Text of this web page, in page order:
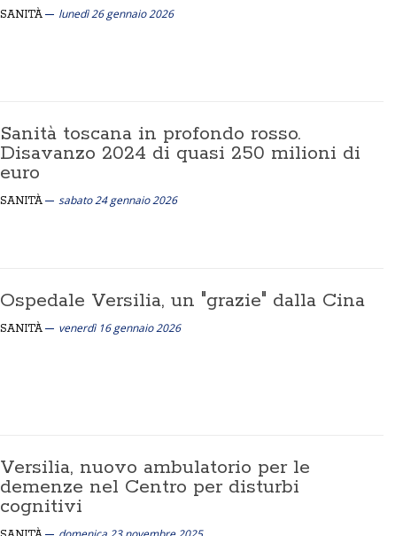
SANITÀ lunedì 26 gennaio 2026
Sanità toscana in profondo rosso.
Disavanzo 2024 di quasi 250 milioni di
euro
SANITÀ sabato 24 gennaio 2026
Ospedale Versilia, un "grazie" dalla Cina
SANITÀ venerdì 16 gennaio 2026
Versilia, nuovo ambulatorio per le
demenze nel Centro per disturbi
cognitivi